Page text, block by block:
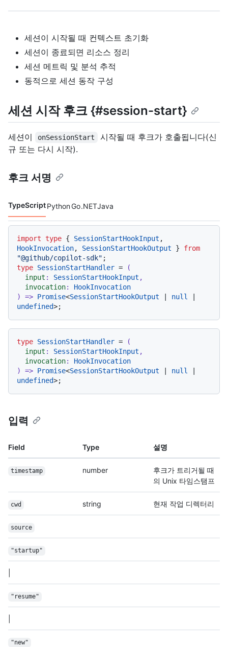
세션이 시작될 때 컨텍스트 초기화
세션이 종료되면 리소스 정리
세션 메트릭 및 분석 추적
동적으로 세션 동작 구성
세션 시작 후크 {#session-start}
세션이 onSessionStart
시작될 때 후크가 호출됩니다(신
규 또는 다시 시작).
후크 서명
코드 언어 navigation
TypeScriptPythonGo.NETJava
import type { SessionStartHookInput
HookInvocation, SessionStartHookOutput } from
"@github/copilot-sdk"
type SessionStartHandler =
(
input : SessionStartHookInput ,
invocation: HookInvocation
) => Promise<SessionStartHookOutput null
undefined
type SessionStartHandler =
(
input : SessionStartHookInput ,
invocation: HookInvocation
) => Promise<SessionStartHookOutput null
undefined
입력
Field Type 설명
timestamp number
후크가 트리거될 때
의 Unix 타임스탬프
cwd string 현재 작업 디렉터리
source
"startup"
"resume"
"new"